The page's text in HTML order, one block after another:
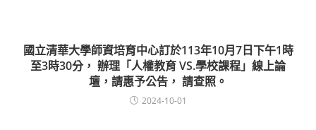
國立清華大學師資培育中心訂於113年10月7日下午1時
至3時30分， 辦理「人權教育 VS.學校課程」線上論
壇，請惠予公告， 請查照。
2024-10-01